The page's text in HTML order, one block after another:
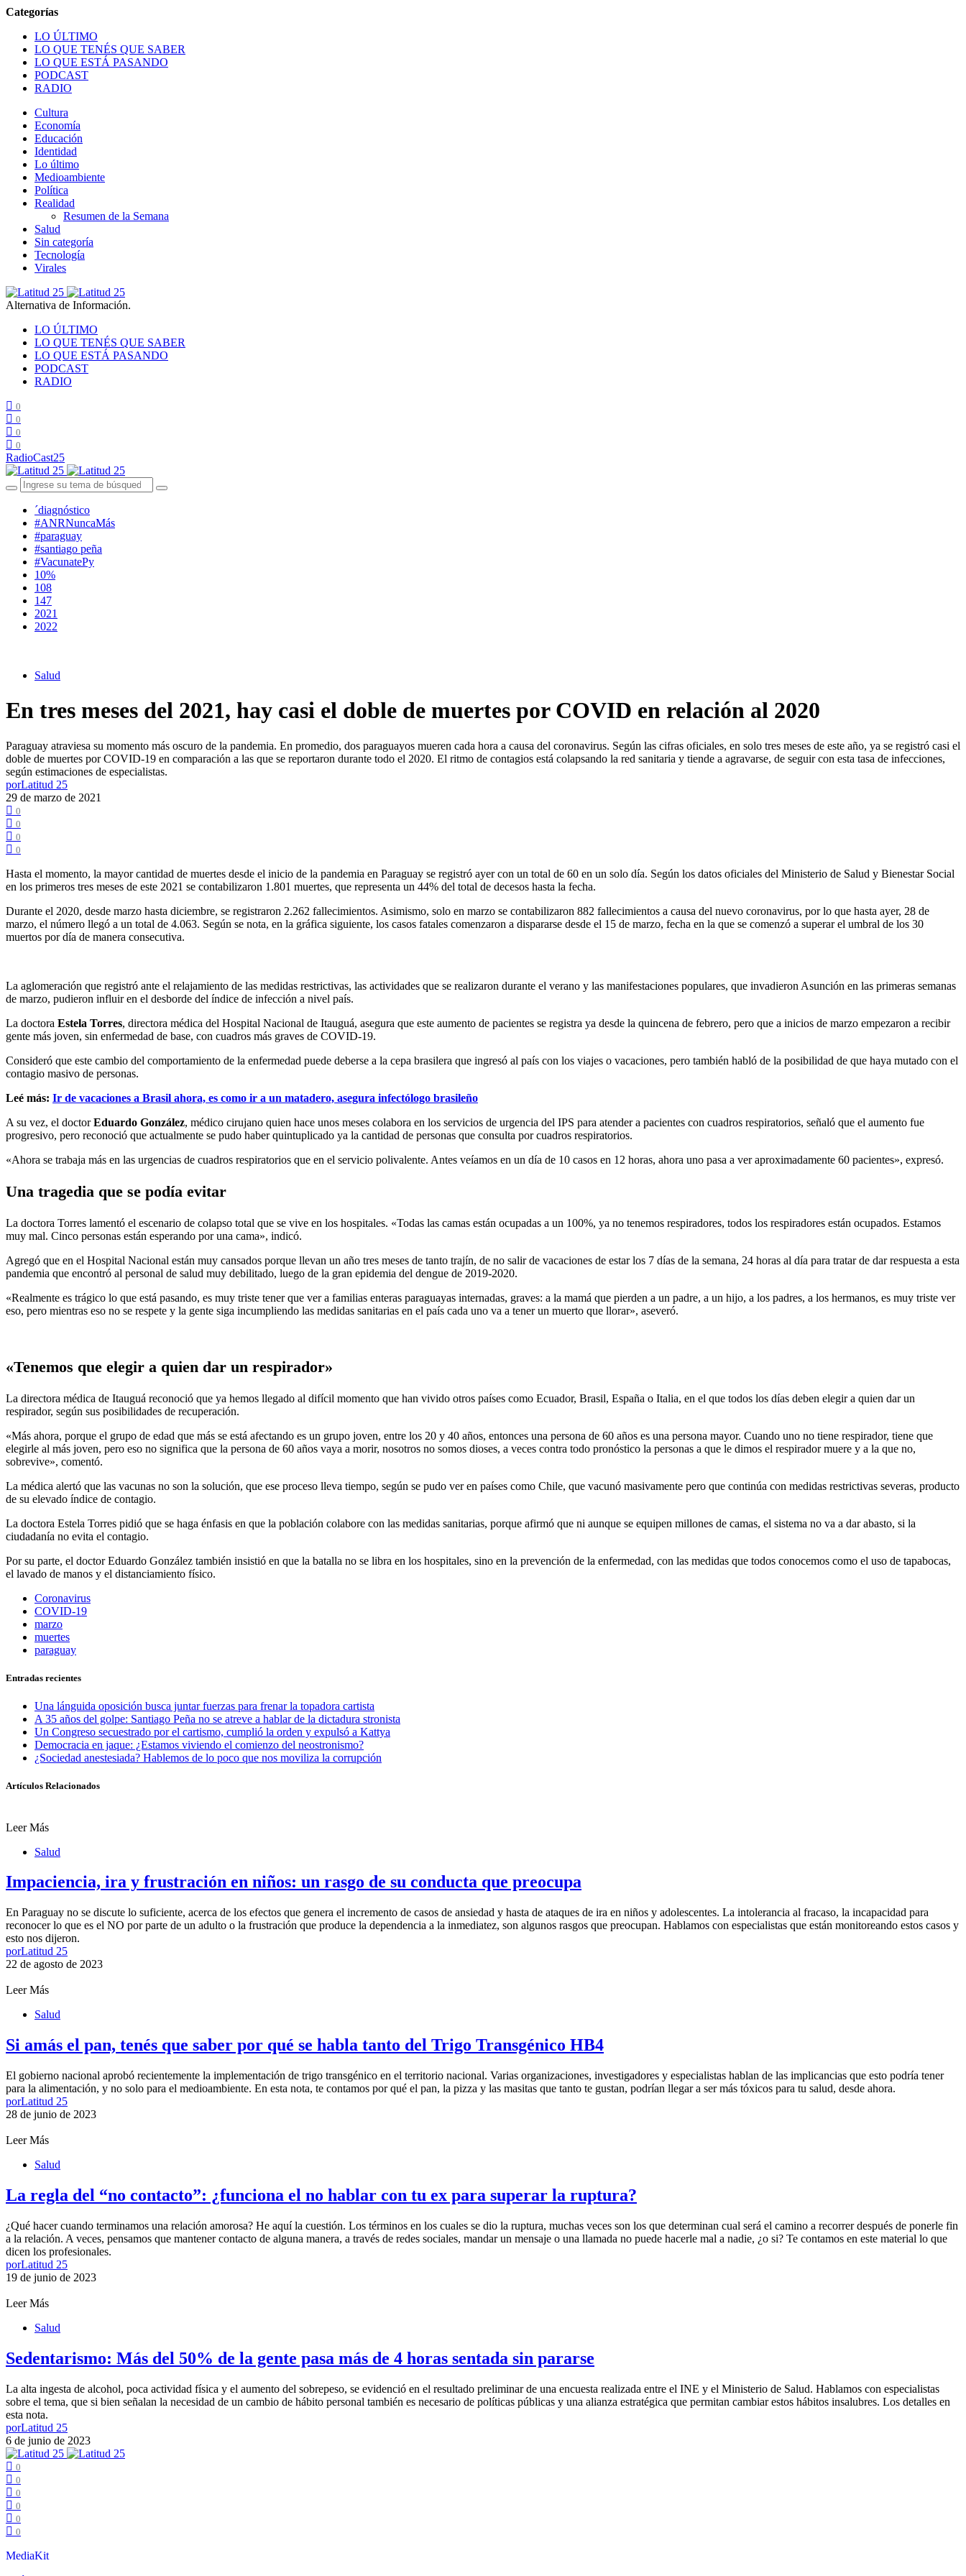
LO ÚLTIMO
LO QUE TENÉS QUE SABER
LO QUE ESTÁ PASANDO
PODCAST
RADIO
Cultura
Economía
Educación
Identidad
Lo último
Medioambiente
Política
Realidad
Resumen de la Semana
Salud
Sin categoría
Tecnología
Virales
Alternativa de Información.
LO ÚLTIMO
LO QUE TENÉS QUE SABER
LO QUE ESTÁ PASANDO
PODCAST
RADIO
0
0
0
0
RadioCast25
´diagnóstico
#ANRNuncaMás
#paraguay
#santiago peña
#VacunatePy
10%
108
147
2021
2022
Salud
En tres meses del 2021, hay casi el doble de muertes por COVID en relación al 2020
Paraguay atraviesa su momento más oscuro de la pandemia. En promedio, dos paraguayos mueren cada hora a causa del coronavirus. Según las cifras oficiales, en solo tres meses de este año, ya se registró casi el
doble de muertes por COVID-19 en comparación a las que se reportaron durante todo el 2020. El ritmo de contagios está colapsando la red sanitaria y tiende a agravarse, de seguir con esta tasa de infecciones,
según estimaciones de especialistas.
porLatitud 25
29 de marzo de 2021
0
0
0
0
Hasta el momento, la mayor cantidad de muertes desde el inicio de la pandemia en Paraguay se registró ayer con un total de 60 en un solo día. Según los datos oficiales del Ministerio de Salud y Bienestar Social
en los primeros tres meses de este 2021 se contabilizaron 1.801 muertes, que representa un 44% del total de decesos hasta la fecha.
Durante el 2020, desde marzo hasta diciembre, se registraron 2.262 fallecimientos. Asimismo, solo en marzo se contabilizaron 882 fallecimientos a causa del nuevo coronavirus, por lo que hasta ayer, 28 de
marzo, el número llegó a un total de 4.063. Según se nota, en la gráfica siguiente, los casos fatales comenzaron a dispararse desde el 15 de marzo, fecha en la que se comenzó a superar el umbral de los 30
muertos por día de manera consecutiva.
La aglomeración que registró ante el relajamiento de las medidas restrictivas, las actividades que se realizaron durante el verano y las manifestaciones populares, que invadieron Asunción en las primeras semanas
de marzo, pudieron influir en el desborde del índice de infección a nivel país.
La doctora Estela Torres, directora médica del Hospital Nacional de Itauguá, asegura que este aumento de pacientes se registra ya desde la quincena de febrero, pero que a inicios de marzo empezaron a recibir
gente más joven, sin enfermedad de base, con cuadros más graves de COVID-19.
Consideró que este cambio del comportamiento de la enfermedad puede deberse a la cepa brasilera que ingresó al país con los viajes o vacaciones, pero también habló de la posibilidad de que haya mutado con el
contagio masivo de personas.
Leé más: Ir de vacaciones a Brasil ahora, es como ir a un matadero, asegura infectólogo brasileño
A su vez, el doctorEduardo González, médico cirujano quien hace unos meses colabora en los servicios de urgencia del IPS para atender a pacientes con cuadros respiratorios, señaló que el aumento fue
progresivo, pero reconoció que actualmente se pudo haber quintuplicado ya la cantidad de personas que consulta por cuadros respiratorios.
«Ahora se trabaja más en las urgencias de cuadros respiratorios que en el servicio polivalente. Antes veíamos en un día de 10 casos en 12 horas, ahora uno pasa a ver aproximadamente 60 pacientes», expresó.
Una tragedia que se podía evitar
La doctora Torres lamentó el escenario de colapso total que se vive en los hospitales. «Todas las camas están ocupadas a un 100%, ya no tenemos respiradores, todos los respiradores están ocupados. Estamos
muy mal. Cinco personas están esperando por una cama», indicó.
Agregó que en el Hospital Nacional están muy cansados porque llevan un año tres meses de tanto trajín, de no salir de vacaciones de estar los 7 días de la semana, 24 horas al día para tratar de dar respuesta a esta
pandemia que encontró al personal de salud muy debilitado, luego de la gran epidemia del dengue de 2019-2020.
«Realmente es trágico lo que está pasando, es muy triste tener que ver a familias enteras paraguayas internadas, graves: a la mamá que pierden a un padre, a un hijo, a los padres, a los hermanos, es muy triste ver
eso, pero mientras eso no se respete y la gente siga incumpliendo las medidas sanitarias en el país cada uno va a tener un muerto que llorar», aseveró.
«Tenemos que elegir a quien dar un respirador»
La directora médica de Itauguá reconoció que ya hemos llegado al difícil momento que han vivido otros países como Ecuador, Brasil, España o Italia, en el que todos los días deben elegir a quien dar un
respirador, según sus posibilidades de recuperación.
«Más ahora, porque el grupo de edad que más se está afectando es un grupo joven, entre los 20 y 40 años, entonces una persona de 60 años es una persona mayor. Cuando uno no tiene respirador, tiene que
elegirle al más joven, pero eso no significa que la persona de 60 años vaya a morir, nosotros no somos dioses, a veces contra todo pronóstico la personas a que le dimos el respirador muere y a la que no,
sobrevive», comentó.
La médica alertó que las vacunas no son la solución, que ese proceso lleva tiempo, según se pudo ver en países como Chile, que vacunó masivamente pero que continúa con medidas restrictivas severas, producto
de su elevado índice de contagio.
La doctora Estela Torres pidió que se haga énfasis en que la población colabore con las medidas sanitarias, porque afirmó que ni aunque se equipen millones de camas, el sistema no va a dar abasto, si la
ciudadanía no evita el contagio.
Por su parte, el doctor Eduardo González también insistió en que la batalla no se libra en los hospitales, sino en la prevención de la enfermedad, con las medidas que todos conocemos como el uso de tapabocas,
el lavado de manos y el distanciamiento físico.
Coronavirus
COVID-19
marzo
muertes
paraguay
Entradas recientes
Una lánguida oposición busca juntar fuerzas para frenar la topadora cartista
A 35 años del golpe: Santiago Peña no se atreve a hablar de la dictadura stronista
Un Congreso secuestrado por el cartismo, cumplió la orden y expulsó a Kattya
Democracia en jaque: ¿Estamos viviendo el comienzo del neostronismo?
¿Sociedad anestesiada? Hablemos de lo poco que nos moviliza la corrupción
Artículos Relacionados
Leer Más
Salud
Impaciencia, ira y frustración en niños: un rasgo de su conducta que preocupa
En Paraguay no se discute lo suficiente, acerca de los efectos que genera el incremento de casos de ansiedad y hasta de ataques de ira en niños y adolescentes. La intolerancia al fracaso, la incapacidad para
reconocer lo que es el NO por parte de un adulto o la frustración que produce la dependencia a la inmediatez, son algunos rasgos que preocupan. Hablamos con especialistas que están monitoreando estos casos y
esto nos dijeron.
porLatitud 25
22 de agosto de 2023
Leer Más
Salud
Si amás el pan, tenés que saber por qué se habla tanto del Trigo Transgénico HB4
El gobierno nacional aprobó recientemente la implementación de trigo transgénico en el territorio nacional. Varias organizaciones, investigadores y especialistas hablan de las implicancias que esto podría tener
para la alimentación, y no solo para el medioambiente. En esta nota, te contamos por qué el pan, la pizza y las masitas que tanto te gustan, podrían llegar a ser más tóxicos para tu salud, desde ahora.
porLatitud 25
28 de junio de 2023
Leer Más
Salud
La regla del “no contacto”: ¿funciona el no hablar con tu ex para superar la ruptura?
¿Qué hacer cuando terminamos una relación amorosa? He aquí la cuestión. Los términos en los cuales se dio la ruptura, muchas veces son los que determinan cual será el camino a recorrer después de ponerle fin
a la relación. A veces, pensamos que mantener contacto de alguna manera, a través de redes sociales, mandar un mensaje o una llamada no puede hacerle mal a nadie, ¿o si? Te contamos en este material lo que
dicen los profesionales.
porLatitud 25
19 de junio de 2023
Leer Más
Salud
Sedentarismo: Más del 50% de la gente pasa más de 4 horas sentada sin pararse
La alta ingesta de alcohol, poca actividad física y el aumento del sobrepeso, se evidenció en el resultado preliminar de una encuesta realizada entre el INE y el Ministerio de Salud. Hablamos con especialistas
sobre el tema, que si bien señalan la necesidad de un cambio de hábito personal también es necesario de políticas públicas y una alianza estratégica que permitan cambiar estos hábitos insalubres. Los detalles en
esta nota.
porLatitud 25
6 de junio de 2023
0
0
0
0
0
0
MediaKit